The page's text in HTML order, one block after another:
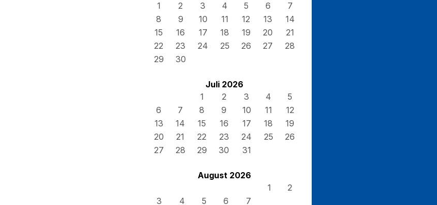
1
2 3 4 5 6
7
8
9 10 11 12 13
14
15
16 17 18 19 20
21
22
23 24 25 26 27
28
29
30
Juli 2026
1
2 3 4
5
6
7 8 9 10 11
12
13
14 15 16 17 18
19
20
21 22 23 24 25
26
27
28 29 30 31
August 2026
1
2
3
4 5 6 7